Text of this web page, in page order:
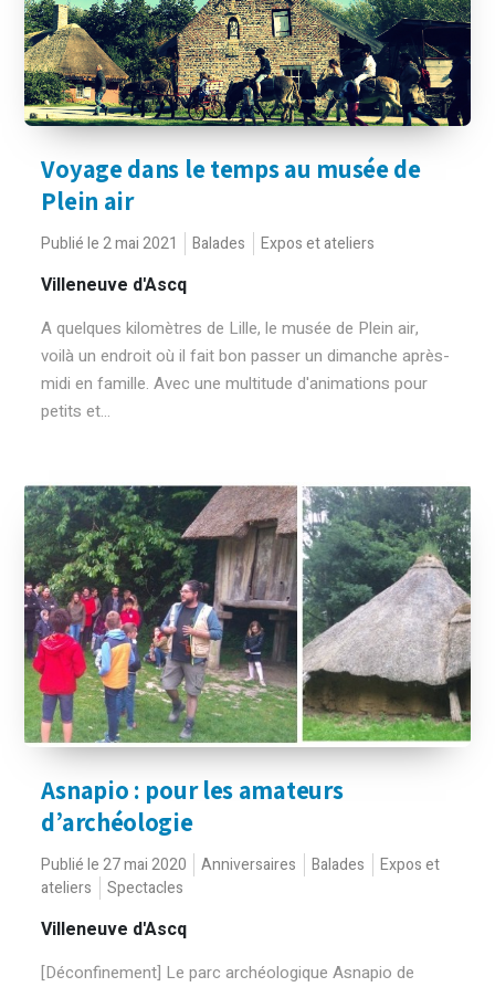
Voyage dans le temps au musée de
Plein air
Publié le 2 mai 2021 Balades Expos et ateliers
Villeneuve d'Ascq
A quelques kilomètres de Lille, le musée de Plein air,
voilà un endroit où il fait bon passer un dimanche après-
midi en famille. Avec une multitude d'animations pour
petits et...
Asnapio : pour les amateurs
d’archéologie
Publié le 27 mai 2020 Anniversaires Balades
Expos et
ateliers
Spectacles
Villeneuve d'Ascq
[Déconfinement] Le parc archéologique Asnapio de